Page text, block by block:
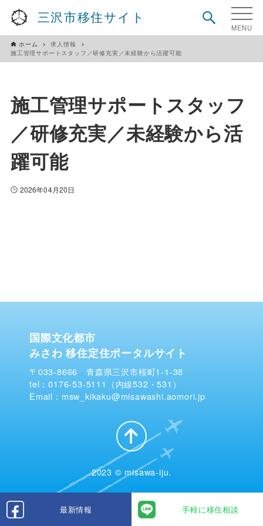
三沢市移住サイト
最新情報 手軽に移住相談
ホーム
求人情報
施工管理サポートスタッフ／研修充実／未経験から活躍可能
施工管理サポートスタッフ
／研修充実／未経験から活
躍可能
2026年04月20日
国際文化都市
みさわ 移住定住ポータルサイト
〒033-8666 青森県三沢市桜町1-1-38
tel：0176-53-5111（内線532・531）
Email：msw_kikaku@misawashi.aomori.jp
2023 © misawa-iju.